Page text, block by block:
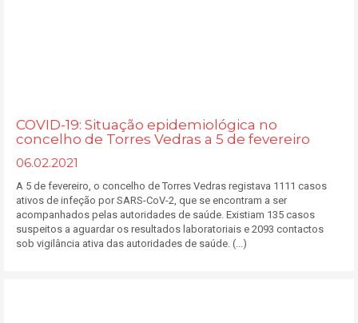
COVID-19: Situação epidemiológica no
concelho de Torres Vedras a 5 de fevereiro
06.02.2021
A 5 de fevereiro, o concelho de Torres Vedras registava 1111 casos
ativos de infeção por SARS-CoV-2, que se encontram a ser
acompanhados pelas autoridades de saúde. Existiam 135 casos
suspeitos a aguardar os resultados laboratoriais e 2093 contactos
sob vigilância ativa das autoridades de saúde. (...)